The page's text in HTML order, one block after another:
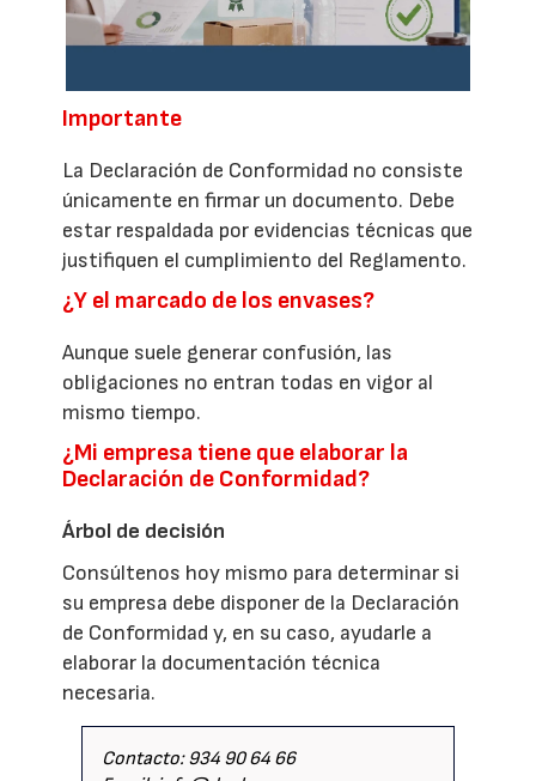
Importante
La Declaración de Conformidad no consiste
únicamente en firmar un documento. Debe
estar respaldada por evidencias técnicas que
justifiquen el cumplimiento del Reglamento.
¿Y el marcado de los envases?
Aunque suele generar confusión, las
obligaciones no entran todas en vigor al
mismo tiempo.
¿Mi empresa tiene que elaborar la
Declaración de Conformidad?
Árbol de decisión
Consúltenos hoy mismo para determinar si
su empresa debe disponer de la Declaración
de Conformidad y, en su caso, ayudarle a
elaborar la documentación técnica
necesaria.
Contacto: 934 90 64 66